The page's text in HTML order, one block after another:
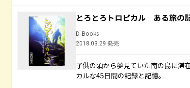
とろとろトロピカル ある旅の
D-Books
2018.03.29 発売
子供の頃から夢見ていた南の島に滞
カルな45日間の記録と記憶。